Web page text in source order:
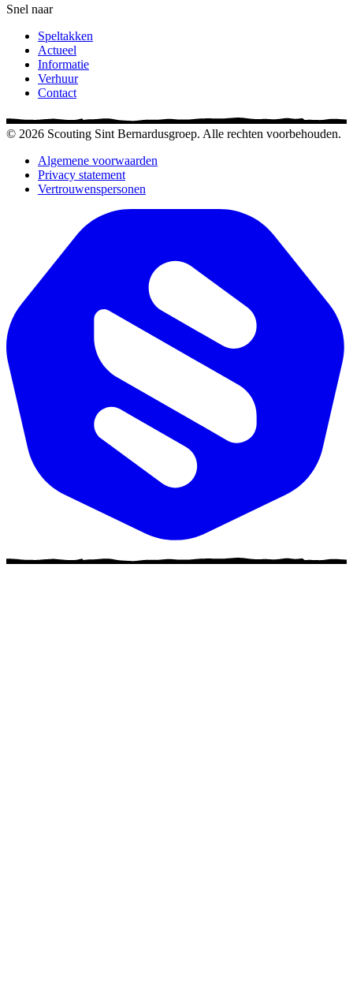
Snel naar
Speltakken
Actueel
Informatie
Verhuur
Contact
© 2026 Scouting Sint Bernardusgroep. Alle rechten voorbehouden.
Algemene voorwaarden
Privacy statement
Vertrouwenspersonen